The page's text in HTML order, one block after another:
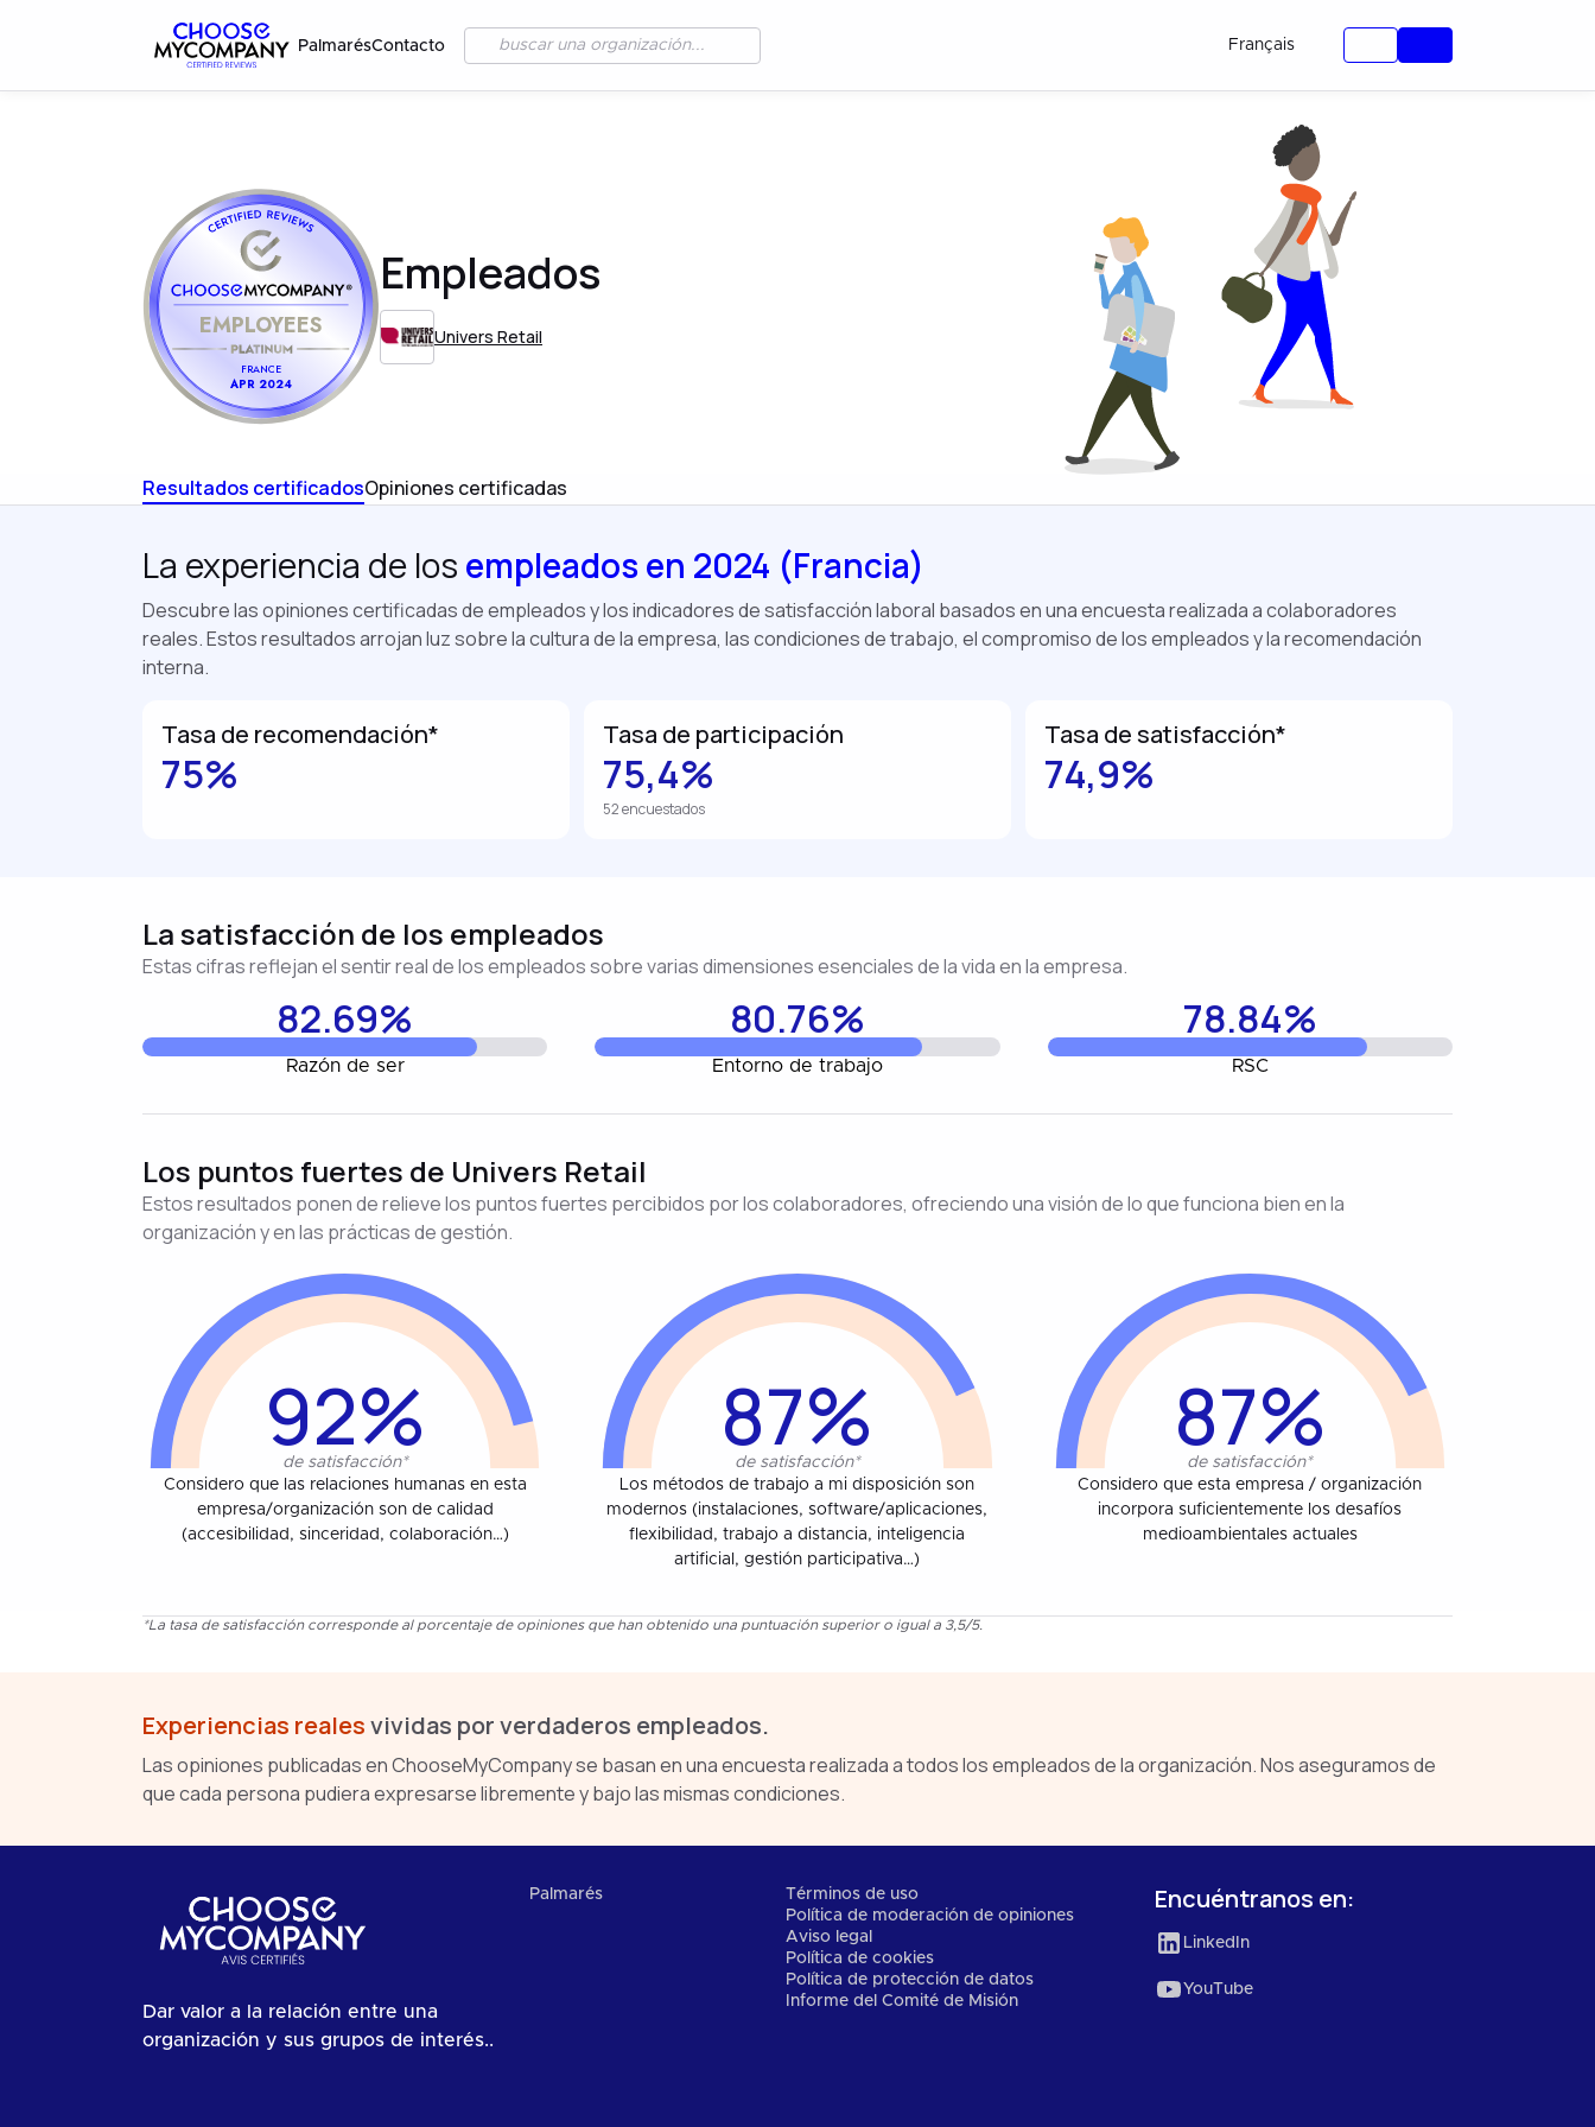
PalmarésContacto Français
EMPLOYEES
FRANCE
APR 2024
Empleados
Univers Retail
Resultados certificadosOpiniones certificadas
La experiencia de los empleados en 2024 (Francia)
Descubre las opiniones certificadas de empleados y los indicadores de satisfacción laboral basados en una encuesta realizada a colaboradores
reales. Estos resultados arrojan luz sobre la cultura de la empresa, las condiciones de trabajo, el compromiso de los empleados y la recomendación
interna.
Tasa de recomendación*
75%
Tasa de participación
75,4%
52 encuestados
Tasa de satisfacción*
74,9%
La satisfacción de los empleados
Estas cifras reflejan el sentir real de los empleados sobre varias dimensiones esenciales de la vida en la empresa.
82.69%
Razón de ser
80.76%
Entorno de trabajo
78.84%
RSC
Los puntos fuertes de Univers Retail
Estos resultados ponen de relieve los puntos fuertes percibidos por los colaboradores, ofreciendo una visión de lo que funciona bien en la
organización y en las prácticas de gestión.
92%
de satisfacción*
Considero que las relaciones humanas en esta
empresa/organización son de calidad
(accesibilidad, sinceridad, colaboración…)
87%
de satisfacción*
Los métodos de trabajo a mi disposición son
modernos (instalaciones, software/aplicaciones,
flexibilidad, trabajo a distancia, inteligencia
artificial, gestión participativa…)
87%
de satisfacción*
Considero que esta empresa / organización
incorpora suficientemente los desafíos
medioambientales actuales
*La tasa de satisfacción corresponde al porcentaje de opiniones que han obtenido una puntuación superior o igual a 3,5/5.
Experiencias realesvividas por verdaderos empleados.
Las opiniones publicadas en ChooseMyCompany se basan en una encuesta realizada a todos los empleados de la organización. Nos aseguramos de
que cada persona pudiera expresarse libremente y bajo las mismas condiciones.
Dar valor a la relación entre una
organización y sus grupos de interés..
Palmarés
Términos de uso
Política de moderación de opiniones
Aviso legal
Política de cookies
Política de protección de datos
Informe del Comité de Misión
Encuéntranos en:
LinkedIn
YouTube